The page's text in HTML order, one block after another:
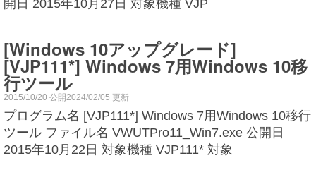
開日 2015年10月27日 対象機種 VJP
[Windows 10アップグレード]
[VJP111*] Windows 7用Windows 10移
行ツール
2015/10/20 公開2024/02/05 更新
プログラム名 [VJP111*] Windows 7用Windows 10移行
ツール ファイル名 VWUTPro11_Win7.exe 公開日
2015年10月22日 対象機種 VJP111* 対象